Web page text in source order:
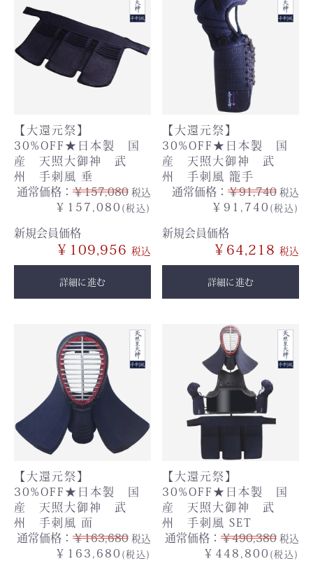
【大還元祭】
30%OFF★日本製 国
産 天照大御神 武
州 手刺風 垂
通常価格： ￥157,080 税込
￥157,080 (税込)
新規会員価格
￥109,956
詳細に進む
【大還元祭】
30%OFF★日本製 国
産 天照大御神 武
州 手刺風 籠手
通常価格： ￥91,740 税込
￥91,740 (税込)
新規会員価格
￥64,218
詳細に進む
【大還元祭】
30%OFF★日本製 国
産 天照大御神 武
州 手刺風 面
通常価格： ￥163,680 税込
￥163,680 (税込)
【大還元祭】
30%OFF★日本製 国
産 天照大御神 武
州 手刺風 SET
通常価格： ￥490,380 税込
￥448,800 (税込)